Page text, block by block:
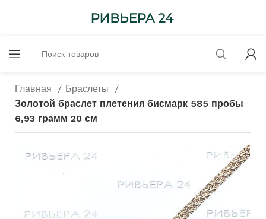
Главная
Браслеты
Золотой браслет плетения бисмарк 585 пробы
6,93 грамм 20 см